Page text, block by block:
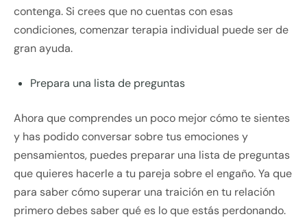
contenga. Si crees que no cuentas con esas
condiciones, comenzar terapia individual puede ser de
gran ayuda.
Prepara una lista de preguntas
Ahora que comprendes un poco mejor cómo te sientes
y has podido conversar sobre tus emociones y
pensamientos, puedes preparar una lista de preguntas
que quieres hacerle a tu pareja sobre el engaño. Ya que
para saber cómo superar una traición en tu relación
primero debes saber qué es lo que estás perdonando.